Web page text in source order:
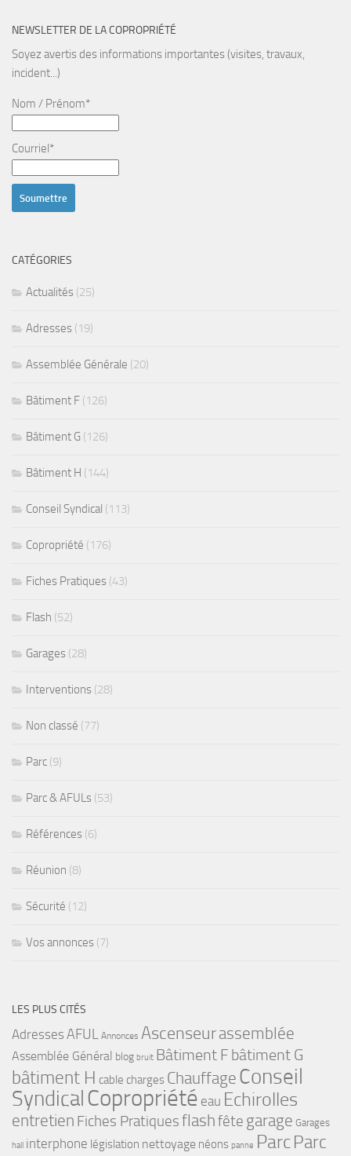
NEWSLETTER DE LA COPROPRIÉTÉ
Soyez avertis des informations importantes (visites, travaux,
incident...)
Nom / Prénom*
Courriel*
CATÉGORIES
Actualités (25)
Adresses (19)
Assemblée Générale (20)
Bâtiment F (126)
Bâtiment G (126)
Bâtiment H (144)
Conseil Syndical (113)
Copropriété (176)
Fiches Pratiques (43)
Flash (52)
Garages (28)
Interventions (28)
Non classé (77)
Parc (9)
Parc & AFULs (53)
Références (6)
Réunion (8)
Sécurité (12)
Vos annonces (7)
LES PLUS CITÉS
Adresses AFUL Annonces Ascenseurassemblée
Assemblée Général blog bruit Bâtiment F bâtiment G
bâtiment H cable charges Chauffage Conseil
Syndical Copropriété eau Echirolles
entretien Fiches Pratiquesflashfête garage Garages
hall interphone législation nettoyage néons panne ParcParc